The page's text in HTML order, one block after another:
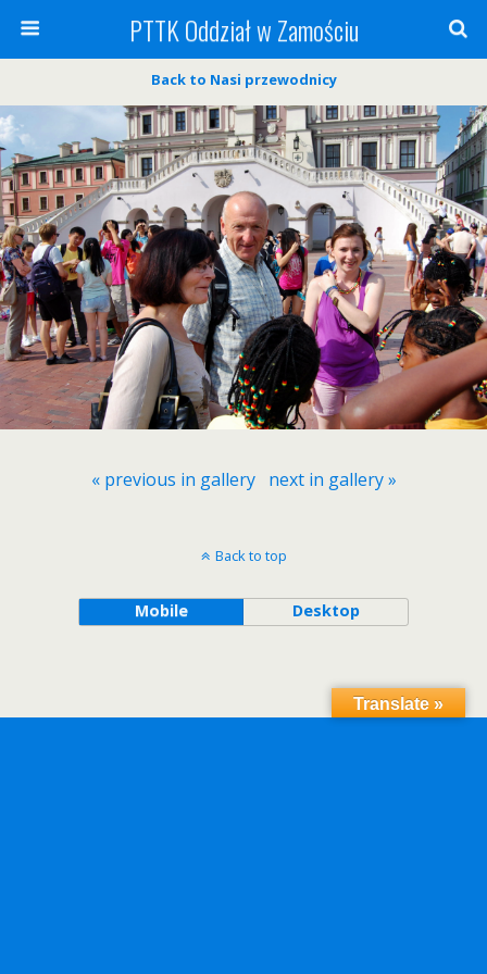
PTTK Oddział w Zamościu
Back to Nasi przewodnicy
« previous in gallery next in gallery »
Back to top
Mobile Desktop
Translate »